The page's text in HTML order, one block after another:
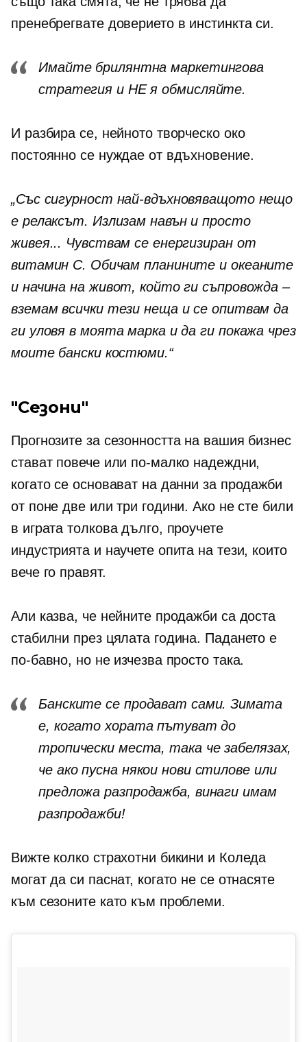
пренебрегвате доверието в инстинкта си.
Имайте брилянтна маркетингова
стратегия и НЕ я обмисляйте.
И разбира се, нейното творческо око
постоянно се нуждае от вдъхновение.
„Със сигурност най-вдъхновяващото нещо
е релаксът. Излизам навън и просто
живея... Чувствам се енергизиран от
витамин С. Обичам планините и океаните
и начина на живот, който ги съпровожда –
вземам всички тези неща и се опитвам да
ги уловя в моята марка и да ги покажа чрез
моите бански костюми.“
"Сезони"
Прогнозите за сезонността на вашия бизнес
стават повече или по-малко надеждни,
когато се основават на данни за продажби
от поне две или три години. Ако не сте били
в играта толкова дълго, проучете
индустрията и научете опита на тези, които
вече го правят.
Али казва, че нейните продажби са доста
стабилни през цялата година. Падането е
по-бавно, но не изчезва просто така.
Банските се продават сами. Зимата
е, когато хората пътуват до
тропически места, така че забелязах,
че ако пусна някои нови стилове или
предложа разпродажба, винаги имам
разпродажби!
Вижте колко страхотни бикини и Коледа
могат да си паснат, когато не се отнасяте
към сезоните като към проблеми.